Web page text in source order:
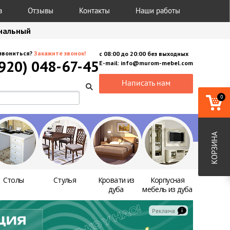
Отзывы Контакты Наши работы
с 08:00 до 20:00 без выходных
E-mail: info@murom-mebel.com
Написать нам
Закажите звонок!
048-67-45
Столы Стулья
Кровати из
дуба
Корпусная
мебель из дуба
Реклама
0
КОРЗИНА